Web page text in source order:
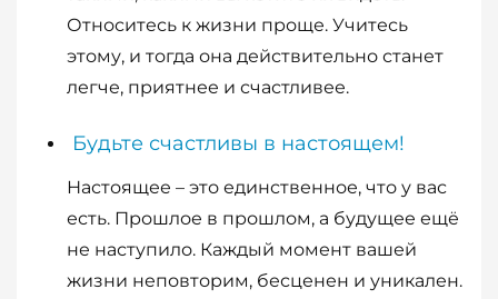
Относитесь к жизни проще. Учитесь
этому, и тогда она действительно станет
легче, приятнее и счастливее.
Будьте счастливы в настоящем!
Настоящее – это единственное, что у вас
есть. Прошлое в прошлом, а будущее ещё
не наступило. Каждый момент вашей
жизни неповторим, бесценен и уникален.